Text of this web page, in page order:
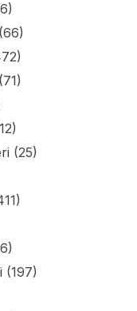
(66)
(71)
(25)
(197)